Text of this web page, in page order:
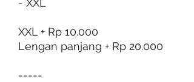
- XXL
XXL + Rp 10.000
Lengan panjang + Rp 20.000
-----